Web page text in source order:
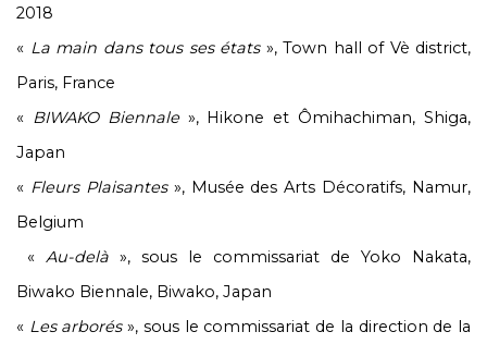
2018
« La main dans tous ses états», Town hall of Vè district,
Paris, France
« BIWAKO Biennale», Hikone et Ômihachiman, Shiga,
Japan
« Fleurs Plaisantes», Musée des Arts Décoratifs, Namur,
Belgium
« Au-delà », sous le commissariat de Yoko Nakata,
Biwako Biennale, Biwako, Japan
« Les arborés», sous le commissariat de la direction de la